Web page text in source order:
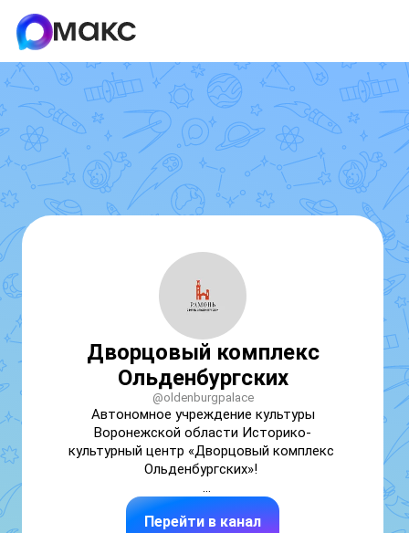
Дворцовый комплекс
Ольденбургских
@oldenburgpalace
Автономное учреждение культуры
Воронежской области Историко-
культурный центр «Дворцовый комплекс
Ольденбургских»!
Рассказываем о концертах, экскурсиях,
музейных программах, мастер-классах,
Перейти в канал